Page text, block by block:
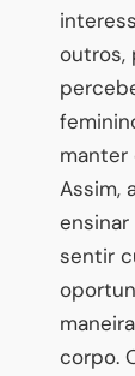
outros,
Assim,
sentir
corpo.